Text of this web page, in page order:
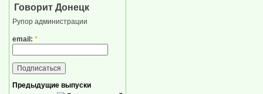
Говорит Донецк
Рупор администрации
email: *
Предыдущие выпуски